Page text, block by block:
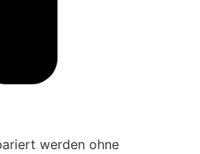
werden ohne